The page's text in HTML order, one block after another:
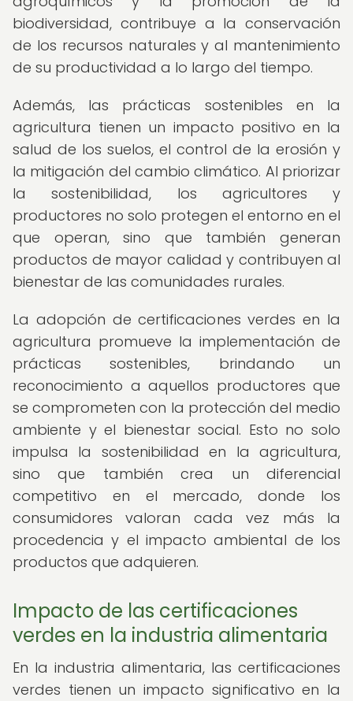
biodiversidad, contribuye a la conservación
de los recursos naturales y al mantenimiento
de su productividad a lo largo del tiempo.
Además, las prácticas sostenibles en la
agricultura tienen un impacto positivo en la
salud de los suelos, el control de la erosión y
la mitigación del cambio climático. Al priorizar
la sostenibilidad, los agricultores y
productores no solo protegen el entorno en el
que operan, sino que también generan
productos de mayor calidad y contribuyen al
bienestar de las comunidades rurales.
La adopción de certificaciones verdes en la
agricultura promueve la implementación de
prácticas sostenibles, brindando un
reconocimiento a aquellos productores que
se comprometen con la protección del medio
ambiente y el bienestar social. Esto no solo
impulsa la sostenibilidad en la agricultura,
sino que también crea un diferencial
competitivo en el mercado, donde los
consumidores valoran cada vez más la
procedencia y el impacto ambiental de los
productos que adquieren.
Impacto de las certificaciones
verdes en la industria alimentaria
En la industria alimentaria, las certificaciones
verdes tienen un impacto significativo en la